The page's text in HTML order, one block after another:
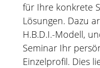
für Ihre konkrete
Lösungen. Dazu
H.B.D.I.-Modell,
Seminar Ihr
Einzelprofil. Dies